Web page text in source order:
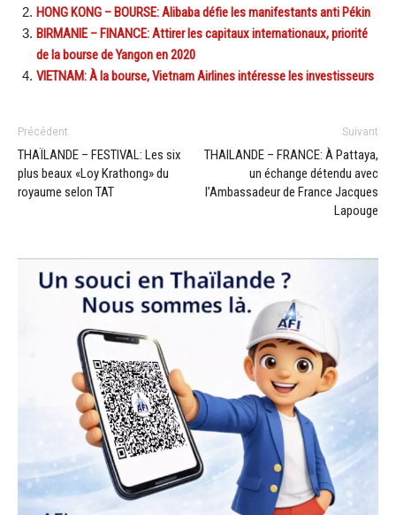
HONG KONG – BOURSE: Alibaba défie les manifestants anti Pékin
BIRMANIE – FINANCE: Attirer les capitaux internationaux, priorité
de la bourse de Yangon en 2020
VIETNAM: À la bourse, Vietnam Airlines intéresse les investisseurs
Précédent
THAÏLANDE – FESTIVAL: Les six
plus beaux «Loy Krathong» du
royaume selon TAT
Suivant
THAILANDE – FRANCE: À Pattaya,
un échange détendu avec
l’Ambassadeur de France Jacques
Lapouge